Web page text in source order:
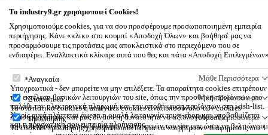
To industry9.gr χρησιμοποιεί Cookies!
Χρησιμοποιούμε cookies, για να σου προσφέρουμε προσωποποιημένη εμπειρία
περιήγησης. Κάνε «κλικ» στο κουμπί «Αποδοχή Όλων» και βοήθησέ μας να
προσαρμόσουμε τις προτάσεις μας αποκλειστικά στο περιεχόμενο που σε
ενδιαφέρει. Εναλλακτικά κλίκαρε αυτά που θες και πάτα «Αποδοχή
To
Αναγκαία Μάθε Περισσότερα
Υποχρεωτικά - δεν μπορείτε να μην επιλέξετε. Τα απαραίτητα cookies επιτρέπουν
την εκτέλεση βασικών λειτουργιών του site, όπως την προσθήκη προϊόντων στο
καλάθι την ηλεκτρονική πληρωμή και την αποθήκευση προϊόντων στη wish-list.
Χωρίς αυτά πλήττεται άμεσα η ομαλή λειτουργία του e-shop και υποβαθμίζεται
και η προσωπική σου εμπειρία πλοήγησης.
Στατιστικά Μάθε Περισσότερα
Τα στατιστικά cookies ή analytics cookies είναι υποσύνολο των cookies
λειτουργικότητας και μας δίνουν τη δυνατότητα να αξιολογούμε την
αποτελεσματικότητα των διάφορων λειτουργιών του site μας ώστε να
Προώθησης Μάθε Περισσότερα
Τα cookies προώθησης χρησιμοποιούνται για να «σερβίρουν» διαφημίσεις πιο